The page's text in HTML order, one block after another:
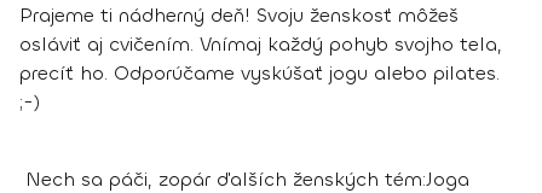
Prajeme ti nádherný deň! Svoju ženskosť môžeš
osláviť aj cvičením. Vnímaj každý pohyb svojho tela,
precíť ho. Odporúčame vyskúšať jogu alebo pilates.
;-)
Nech sa páči, zopár ďalších ženských tém:Joga